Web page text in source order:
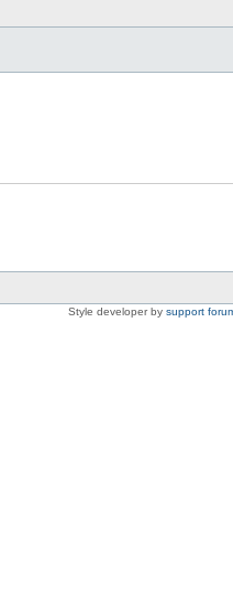
Style developer by support